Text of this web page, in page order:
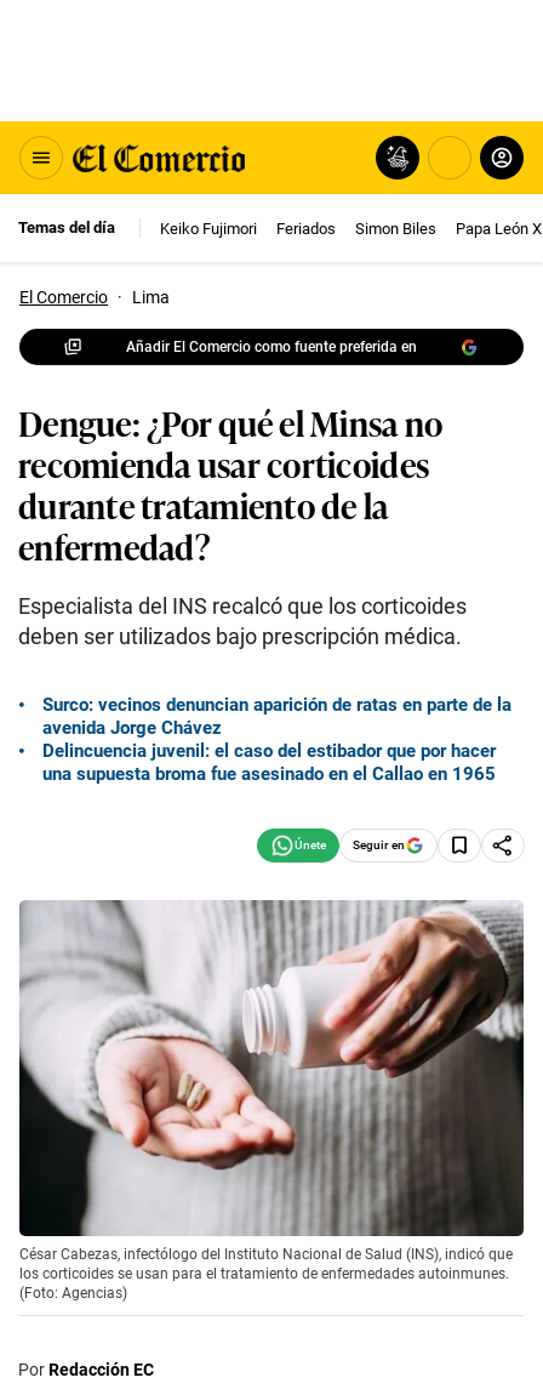
Temas del día Keiko Fujimori Feriados Simon Biles Papa León
El Comercio · Lima
Añadir El Comercio como fuente preferida en
Dengue: ¿Por qué el Minsa no
recomienda usar corticoides
durante tratamiento de la
enfermedad?
Especialista del INS recalcó que los corticoides
deben ser utilizados bajo prescripción médica.
Surco: vecinos denuncian aparición de ratas en parte de la
avenida Jorge Chávez
Delincuencia juvenil: el caso del estibador que por hacer
una supuesta broma fue asesinado en el Callao en 1965
Seguir en
César Cabezas, infectólogo del Instituto Nacional de Salud (INS), indicó que
los corticoides se usan para el tratamiento de enfermedades autoinmunes.
(Foto: Agencias)
PorRedacción EC